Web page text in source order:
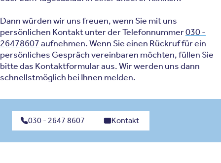
Dann würden wir uns freuen, wenn Sie mit uns
persönlichen Kontakt unter der Telefonnummer030 -
26478607aufnehmen. Wenn Sie einen Rückruf für ein
persönliches Gespräch vereinbaren möchten, füllen Sie
bitte das Kontaktformular aus. Wir werden uns dann
schnellstmöglich bei Ihnen melden.
030 - 2647 8607 Kontakt